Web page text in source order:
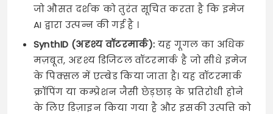
जो औसत दर्शक को तुरंत सूचित करता है कि इमेज
AI द्वारा उत्पन्न की गई है ।
SynthID (अदृश्य वॉटरमार्क): यह गूगल का अधिक
मज़बूत, अदृश्य डिजिटल वॉटरमार्क है जो सीधे इमेज
के पिक्सल में एम्बेड किया जाता है। यह वॉटरमार्क
क्रॉपिंग या कम्प्रेशन जैसी छेड़छाड़ के प्रतिरोधी होने
के लिए डिज़ाइन किया गया है और इसकी उत्पत्ति को